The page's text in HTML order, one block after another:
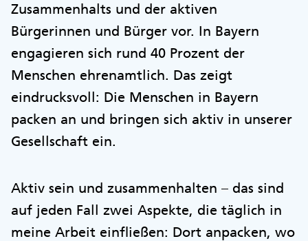
Zusammenhalts und der aktiven
Bürgerinnen und Bürger vor. In Bayern
engagieren sich rund 40 Prozent der
Menschen ehrenamtlich. Das zeigt
eindrucksvoll: Die Menschen in Bayern
packen an und bringen sich aktiv in unserer
Gesellschaft ein.
Aktiv sein und zusammenhalten – das sind
auf jeden Fall zwei Aspekte, die täglich in
meine Arbeit einfließen: Dort anpacken, wo